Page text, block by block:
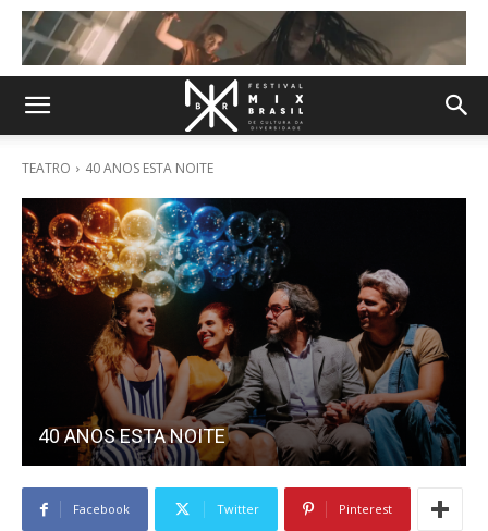
TEATRO 40 ANOS ESTA NOITE
40 ANOS ESTA NOITE
Facebook Twitter Pinterest